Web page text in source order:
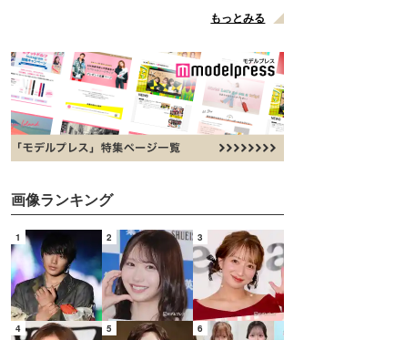
もっとみる
画像ランキング
1 2 3
4 5 6